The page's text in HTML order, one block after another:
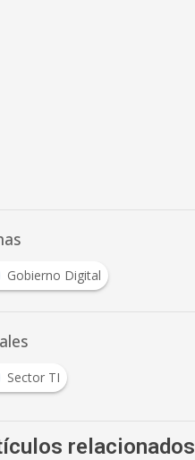
Gobierno Digital
Sector TI
relacionados